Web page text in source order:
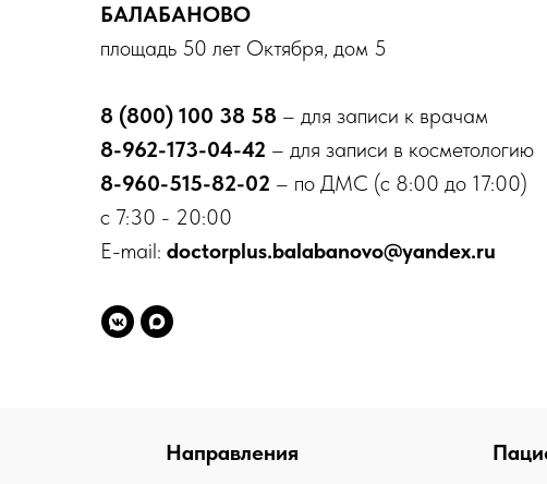
БАЛАБАНОВО
площадь 50 лет Октября, дом 5
8 (800) 100 38 58 – для записи к врачам
8-962-173-04-42 – для записи в косметологию
8-960-515-82-02 – по ДМС (с 8:00 до 17:00)
с 7:30 - 20:00
E-mail: doctorplus.balabanovo@yandex.ru
Направления